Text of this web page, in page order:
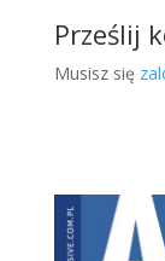
Prześlij
Musisz się